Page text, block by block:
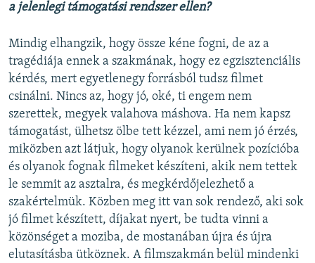
a jelenlegi támogatási rendszer ellen?
Mindig elhangzik, hogy össze kéne fogni, de az a
tragédiája ennek a szakmának, hogy ez egzisztenciális
kérdés, mert egyetlenegy forrásból tudsz filmet
csinálni. Nincs az, hogy jó, oké, ti engem nem
szerettek, megyek valahova máshova. Ha nem kapsz
támogatást, ülhetsz ölbe tett kézzel, ami nem jó érzés,
miközben azt látjuk, hogy olyanok kerülnek pozícióba
és olyanok fognak filmeket készíteni, akik nem tettek
le semmit az asztalra, és megkérdőjelezhető a
szakértelmük. Közben meg itt van sok rendező, aki sok
jó filmet készített, díjakat nyert, be tudta vinni a
közönséget a moziba, de mostanában újra és újra
elutasításba ütköznek. A filmszakmán belül mindenki